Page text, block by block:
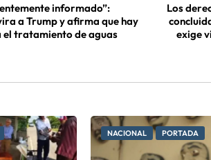
informado”:
a Trump y afirma que hay
el tratamiento de aguas
Los
exige
NACIONAL PORTADA